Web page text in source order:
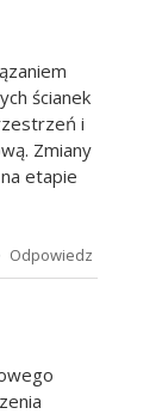
ścianek
i
Zmiany
etapie
Odpowiedz